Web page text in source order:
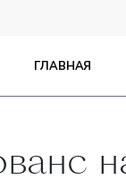
ГЛАВНАЯ